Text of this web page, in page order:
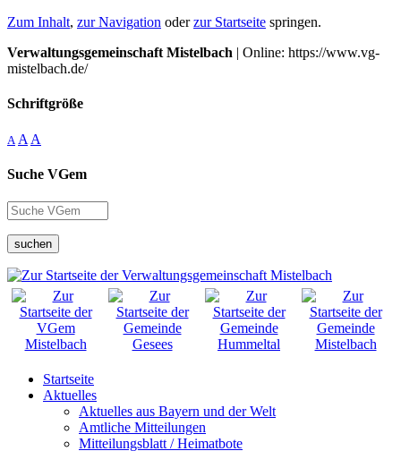
Zum Inhalt, zur Navigation oderzur Startseite springen.
Verwaltungsgemeinschaft Mistelbach | Online: https://www.vg-
mistelbach.de/
Schriftgröße
A A A
Suche VGem
suchen
Startseite
Aktuelles
Aktuelles aus Bayern und der Welt
Amtliche Mitteilungen
Mitteilungsblatt / Heimatbote